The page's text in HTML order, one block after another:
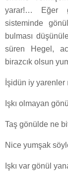
yarar!… Eğer
sisteminde
bulması
süren Hegel,
birazcık olsun
İşidün iy yarenler
Işkı olmayan
Taş gönülde ne
Nice yumşak
Işkı var gönül